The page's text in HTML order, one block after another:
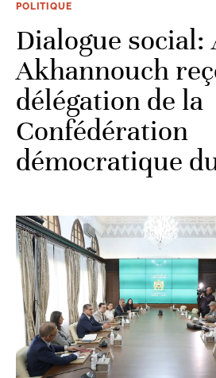
POLITIQUE
Dialogue social:
Akhannouch
délégation de la
Confédération
démocratique